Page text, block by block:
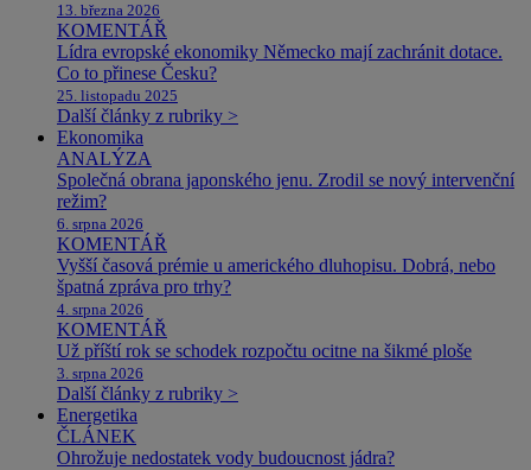
13. března 2026
KOMENTÁŘ
Lídra evropské ekonomiky Německo mají zachránit dotace.
Co to přinese Česku?
25. listopadu 2025
Další články z rubriky >
Ekonomika
ANALÝZA
Společná obrana japonského jenu. Zrodil se nový intervenční
režim?
6. srpna 2026
KOMENTÁŘ
Vyšší časová prémie u amerického dluhopisu. Dobrá, nebo
špatná zpráva pro trhy?
4. srpna 2026
KOMENTÁŘ
Už příští rok se schodek rozpočtu ocitne na šikmé ploše
3. srpna 2026
Další články z rubriky >
Energetika
ČLÁNEK
Ohrožuje nedostatek vody budoucnost jádra?